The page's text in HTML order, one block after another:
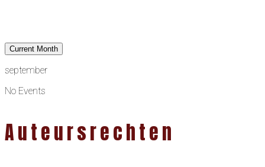
Current Month
september
No Events
Auteursrechten